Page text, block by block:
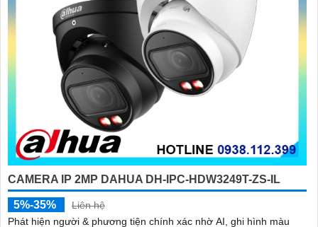
CAMERA IP 2MP DAHUA DH-IPC-HDW3249T-ZS-IL
5%-35%
Liên hệ
Phát hiện người & phương tiện chính xác nhờ AI, ghi hình màu